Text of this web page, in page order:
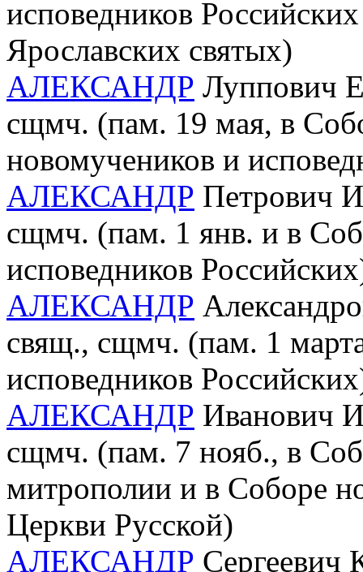
исповедников
Ярославских святых)
АЛЕКСАНДР Луппович
сщмч. (пам. 19 мая, в
новомучеников и
АЛЕКСАНДР Петрович
сщмч. (пам. 1 янв. и в
исповедников
АЛЕКСАНДР
свящ., сщмч. (пам. 1
исповедников
АЛЕКСАНДР Иванович
сщмч. (пам. 7 нояб., в
митрополии и в Соборе
Церкви Русской)
АЛЕКСАНДР Сергеевич